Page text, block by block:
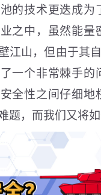
的技术更迭成为
之中，虽然能量
江山，但由于其
一个非常棘手的
全性之间仔细地
题，而我们又将如